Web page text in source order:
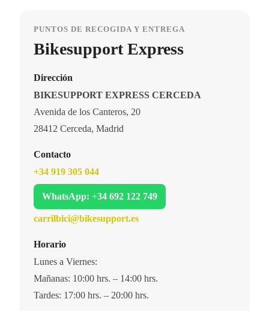
PUNTOS DE RECOGIDA Y ENTREGA
Bikesupport Express
Dirección
BIKESUPPORT EXPRESS CERCEDA
Avenida de los Canteros, 20
28412 Cerceda, Madrid
Contacto
+34 919 305 044
WhatsApp: +34 692 122 749
carrilbici@bikesupport.es
Horario
Lunes a Viernes:
Mañanas: 10:00 hrs. – 14:00 hrs.
Tardes: 17:00 hrs. – 20:00 hrs.